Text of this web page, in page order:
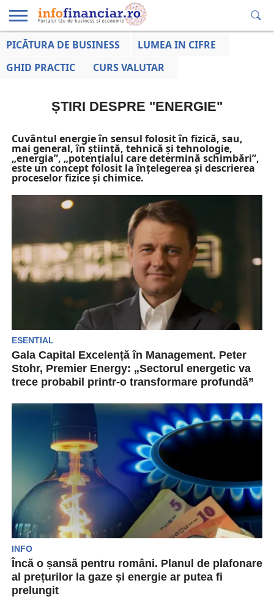
EDUCAȚIE
LA ZI
AFACERILOR
PICĂTURA DE BUSINESS
LUMEA IN CIFRE
GHID PRACTIC
CURS VALUTAR
ȘTIRI DESPRE "ENERGIE"
Cuvântul energie în sensul folosit în fizică, sau,
mai general, în știință, tehnică și tehnologie,
„energia”, „potențialul care determină schimbări”,
este un concept folosit la înțelegerea și descrierea
proceselor fizice și chimice.
ESENTIAL
Gala Capital Excelență în Management. Peter
Stohr, Premier Energy: „Sectorul energetic va
trece probabil printr-o transformare profundă”
dintre „vedetele” Bursei de Valori București,
reușind să...
INFO
Încă o șansă pentru români. Planul de plafonare
al prețurilor la gaze și energie ar putea fi
prelungit